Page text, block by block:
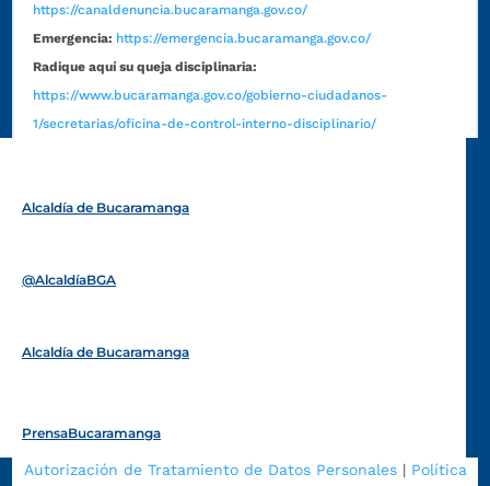
https://canaldenuncia.bucaramanga.gov.co/
Emergencia: https://emergencia.bucaramanga.gov.co/
Radique aquí su queja disciplinaria:
https://www.bucaramanga.gov.co/gobierno-ciudadanos-
1/secretarias/oficina-de-control-interno-disciplinario/
Alcaldía de Bucaramanga
@AlcaldíaBGA
Alcaldía de Bucaramanga
PrensaBucaramanga
Autorización de Tratamiento de Datos Personales| Política